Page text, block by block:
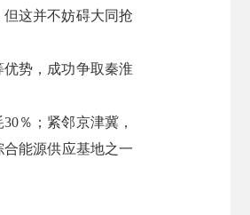
这并不妨碍大同抢
势，成功争取秦淮
％；紧邻京津冀，
能源供应基地之一